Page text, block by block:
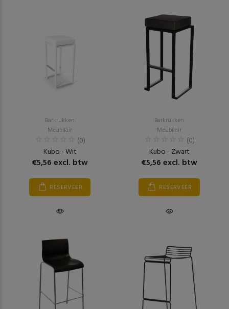
Barkrukken
Meubilair
(0)
Kubo - Wit
€5,56 excl. btw
RESERVEER
Barkrukken
Meubilair
(0)
Kubo - Zwart
€5,56 excl. btw
RESERVEER